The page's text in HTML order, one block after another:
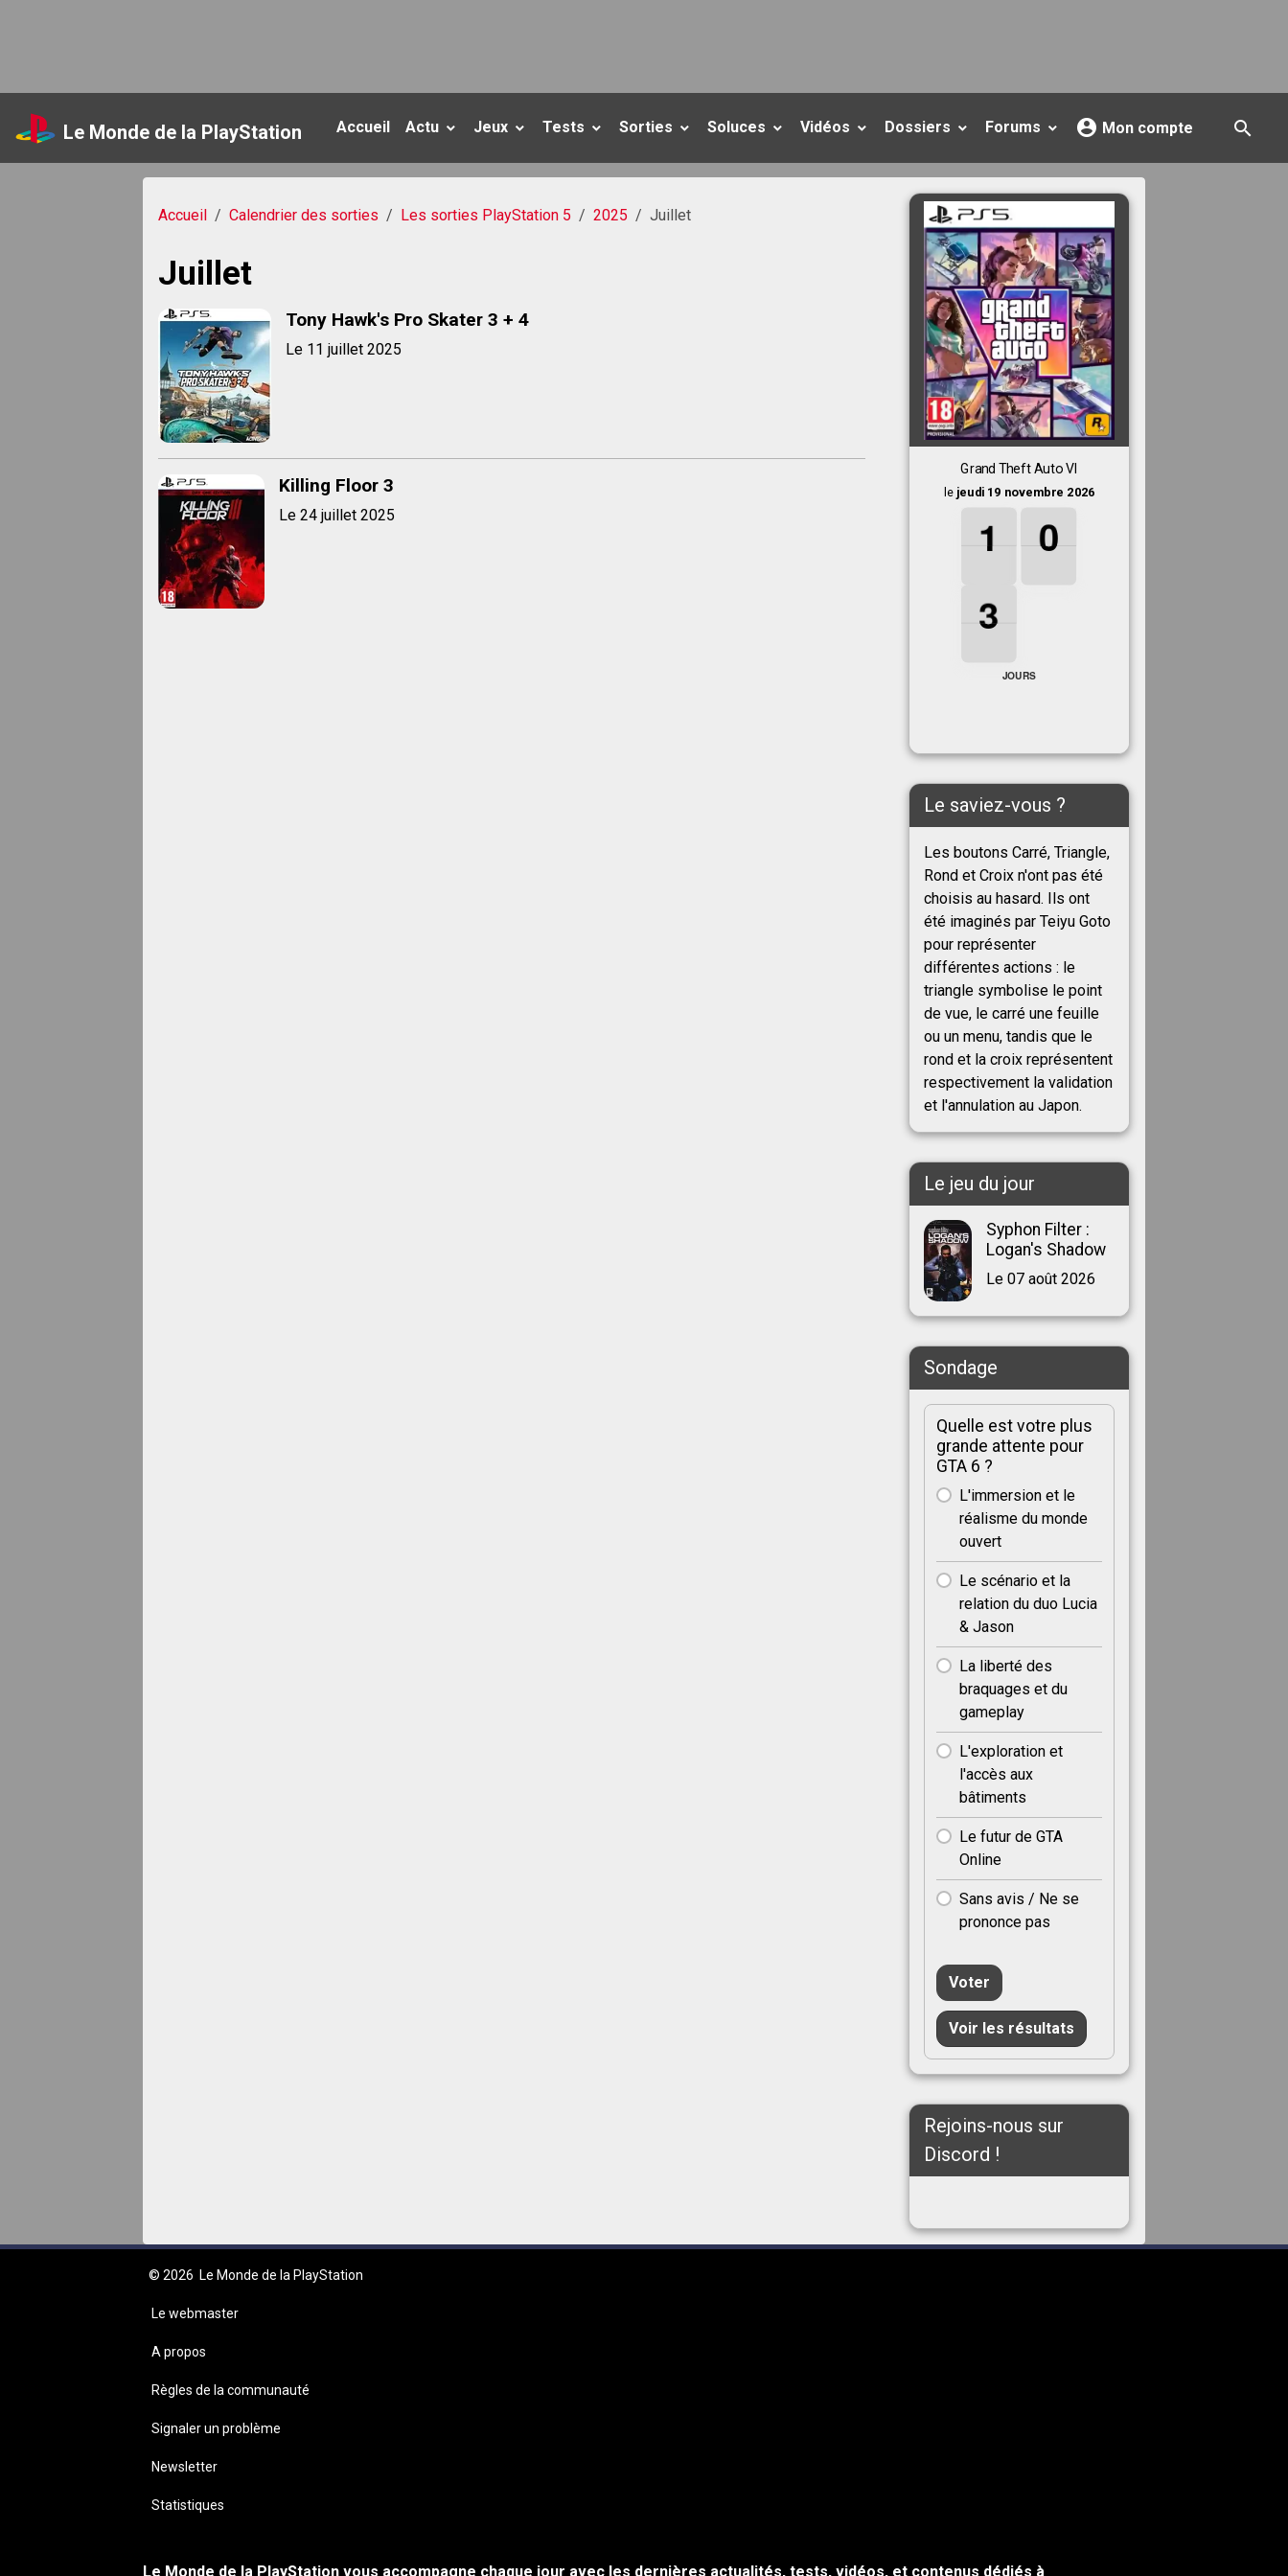
Le Monde de la PlayStation Accueil Actu Jeux Tests Sorties Soluces Vidéos Dossiers Forums Mon compte
Accueil Calendrier des sorties Les sorties PlayStation 5 2025 Juillet
Juillet
Tony Hawk's Pro Skater 3 + 4
Le 11 juillet 2025
Killing Floor 3
Le 24 juillet 2025
Grand Theft Auto VI
le jeudi 19 novembre 2026
1
1
1
1 0
0
0
0
3
3
3
3
JOURS
Le saviez-vous ?
Les boutons Carré, Triangle,
Rond et Croix n'ont pas été
choisis au hasard. Ils ont
été imaginés par Teiyu Goto
pour représenter
différentes actions : le
triangle symbolise le point
de vue, le carré une feuille
ou un menu, tandis que le
rond et la croix représentent
respectivement la validation
et l'annulation au Japon.
Le jeu du jour
Syphon Filter :
Logan's Shadow
Le 07 août 2026
Sondage
Quelle est votre plus
grande attente pour
GTA 6 ?
L'immersion et le
réalisme du monde
ouvert
Le scénario et la
relation du duo Lucia
& Jason
La liberté des
braquages et du
gameplay
L'exploration et
l'accès aux
bâtiments
Le futur de GTA
Online
Sans avis / Ne se
prononce pas
Voter
Voir les résultats
Rejoins-nous sur
Discord !
© 2026 Le Monde de la PlayStation
Le webmaster
A propos
Règles de la communauté
Signaler un problème
Newsletter
Statistiques
Le Monde de la PlayStation vous accompagne chaque jour avec les dernières actualités, tests, vidéos, et contenus dédiés à